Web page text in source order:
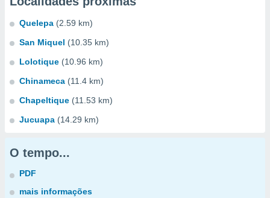
Quelepa (2.59 km)
San Miquel (10.35 km)
Lolotique (10.96 km)
Chinameca (11.4 km)
Chapeltique (11.53 km)
Jucuapa (14.29 km)
O tempo...
PDF
mais informações